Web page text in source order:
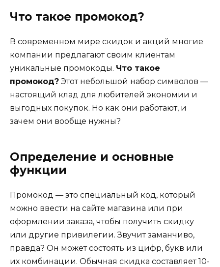
Что такое промокод?
В современном мире скидок и акций многие
компании предлагают своим клиентам
уникальные промокоды. Что такое
промокод? Этот небольшой набор символов —
настоящий клад для любителей экономии и
выгодных покупок. Но как они работают, и
зачем они вообще нужны?
Определение и основные
функции
Промокод — это специальный код, который
можно ввести на сайте магазина или при
оформлении заказа, чтобы получить скидку
или другие привилегии. Звучит заманчиво,
правда? Он может состоять из цифр, букв или
их комбинации. Обычная скидка составляет 10-